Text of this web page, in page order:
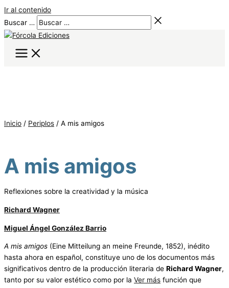
Ir al contenido
Buscar …
Inicio / Periplos / A mis amigos
A mis amigos
Reflexiones sobre la creatividad y la música
Richard Wagner
Miguel Ángel González Barrio
A mis amigos (Eine Mitteilung an meine Freunde, 1852), inédito
hasta ahora en español, constituye uno de los documentos más
significativos dentro de la producción literaria de Richard Wagner,
tanto por su valor estético como por la Ver más función que